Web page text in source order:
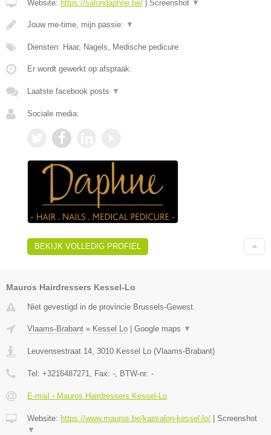
Website: https://salondaphne.be/ Screenshot ▼
Jouw me-time, mijn passie: ▼
Diensten: Haar, Nagels, Medische pedicure
Er wordt gewerkt op afspraak.
Laatste facebook posts ▼
Sociale media:
BEKIJK VOLLEDIG PROFIEL
Mauros Hairdressers Kessel-Lo
Niet gevestigd in de provincie Brussels-Gewest.
Vlaams-Brabant » Kessel Lo | Google maps ▼
Leuvensestraat 14 3010 Kessel Lo (Vlaams-Brabant)
Tel: +3216487271 , Fax: - , BTW-nr: -
E-mail › Mauros Hairdressers Kessel-Lo
Website: https://www.mauros.be/kapsalon-kessel-lo/ | Screenshot
▼